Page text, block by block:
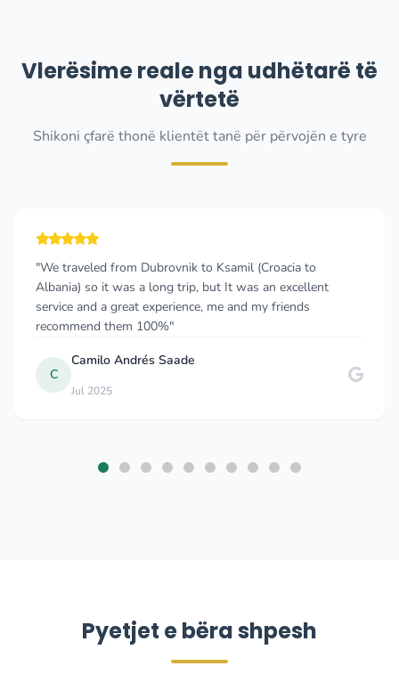
Vlerësime reale nga udhëtarë të
vërtetë
Shikoni çfarë thonë klientët tanë për përvojën e tyre
"We traveled from Dubrovnik to Ksamil (Croacia to
Albania) so it was a long trip, but It was an excellent
service and a great experience, me and my friends
recommend them 100%"
C
Camilo Andrés Saade
Jul 2025
Pyetjet e bëra shpesh